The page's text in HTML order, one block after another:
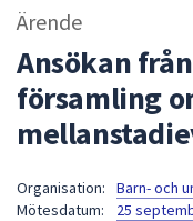
Ärende
Ansökan
församling
Organisation:
Barn- och
Mötesdatum:
25